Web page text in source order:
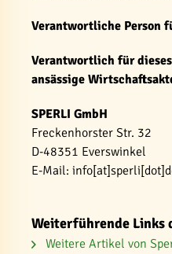
Verantwortliche Person
Verantwortlich für
ansässige
SPERLI GmbH
Freckenhorster Str. 32
D-48351 Everswinkel
E-Mail:
Weiterführende Links
Weitere Artikel von